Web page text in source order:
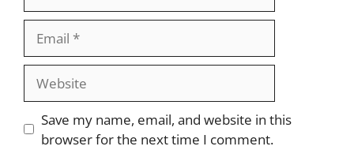
Save my name, email, and website in this
browser for the next time I comment.